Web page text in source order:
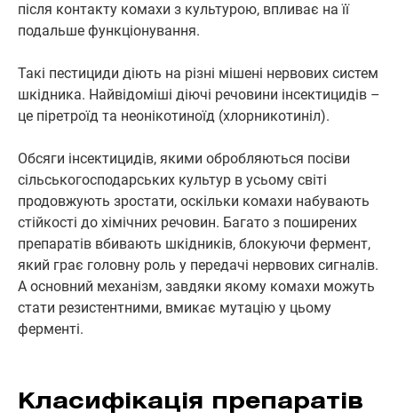
після контакту комахи з культурою, впливає на її
подальше функціонування.
Такі пестициди діють на різні мішені нервових систем
шкідника. Найвідоміші діючі речовини інсектицидів –
це піретроїд та неонікотиноїд (хлорникотиніл).
Обсяги інсектицидів, якими обробляються посіви
сільськогосподарських культур в усьому світі
продовжують зростати, оскільки комахи набувають
стійкості до хімічних речовин. Багато з поширених
препаратів вбивають шкідників, блокуючи фермент,
який грає головну роль у передачі нервових сигналів.
А основний механізм, завдяки якому комахи можуть
стати резистентними, вмикає мутацію у цьому
ферменті.
Класифікація препаратів